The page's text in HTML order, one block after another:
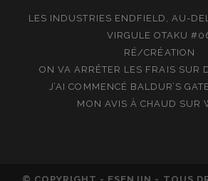
LES INDUSTRIES ENDFIELD, AU-
VIRGULE OTAKU
RÉ/CRÉATION
ON VA ARRÊTER LES FRAIS SUR
J’AI COMMENCÉ BALDUR’S
MON AVIS À CHAUD SUR